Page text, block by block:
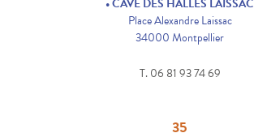
• CAVE DES HALLES LAISSAC
Place Alexandre Laissac
34000 Montpellier
T. 06 81 93 74 69
35